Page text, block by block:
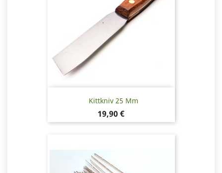
Kittkniv 25 Mm
Pris
19,90 €